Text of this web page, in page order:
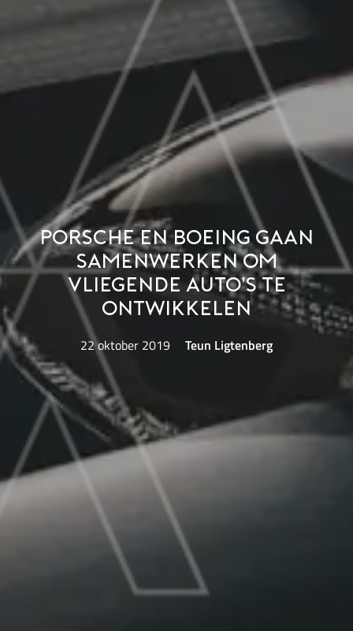
Porsche en Boeing gaan
samenwerken om
vliegende auto’s te
ontwikkelen
22 oktober 2019 Teun Ligtenberg